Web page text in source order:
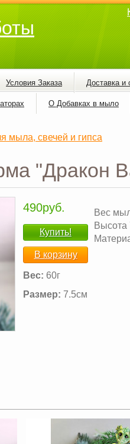
Условия Заказа Доставка и
О Добавках в мыло
свечей и гипса
"Дракон
490руб.
Купить!
В корзину
Вес: 60г
Размер: 7.5см
Вес
Высота